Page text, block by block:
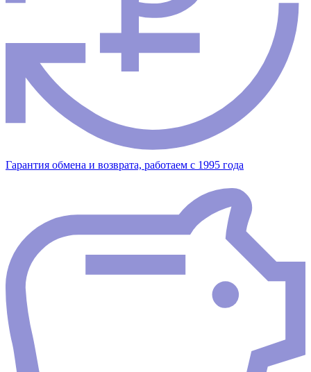
Гарантия обмена и возврата, работаем с 1995 года